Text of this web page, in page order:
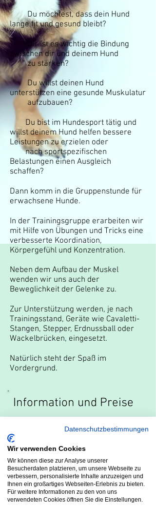
Du möchtest, dass dein Hund
lange fit und gesund bleibt?
Dir ist es wichtig die Bindung
zwischen dir und deinem Hund
zu stärken?
Du willst deinen Hund
unterstützen eine gesunde Muskulatur
aufzubauen?
Du bist im Hundesport tätig und
willst deinem Hund helfen bessere
Leistungen zu erzielen oder
nach sportspezifischen
Belastungen einen Ausgleich
schaffen?
Dann komm in die Gruppenstunde für
erwachsene Hunde.
In der Trainingsgruppe erarbeiten wir
mit Hilfe von Übungen und Tricks eine
verbesserte Koordination,
Körpergefühl und Konzentration.
Neben dem Aufbau der Muskel
wenden wir uns auch der
Beweglichkeit der Gelenke zu.
Zur Unterstützung werden, je nach
Trainingsstand, Geräte wie Cavaletti-
Stangen, Stepper, Erdnussball oder
Wackelbrücken, eingesetzt.
Natürlich steht der Spaß im
Vordergrund.
Information und Preise
2-6 Teilnehmer, für alle
sozialverträgliche Hunde
Wann:Noch keine Termine für
2022, bei Interesse sprich mich an
Kosten:20 € / eine Trainingseinheit
Datenschutzbestimmungen
Wir verwenden Cookies
Wir können diese zur Analyse unserer
Besucherdaten platzieren, um unsere Webseite zu
verbessern, personalisierte Inhalte anzuzeigen und
Ihnen ein großartiges Webseiten-Erlebnis zu bieten.
Für weitere Informationen zu den von uns
verwendeten Cookies öffnen Sie die Einstellungen.